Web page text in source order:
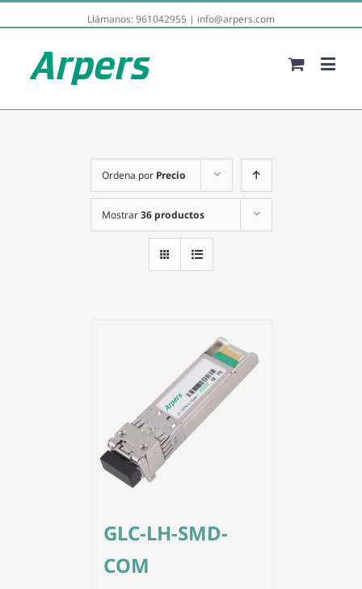
Llámanos:961042955 | info@arpers.com
Ordena por Precio
Mostrar36 productos
GLC-LH-SMD-
COM